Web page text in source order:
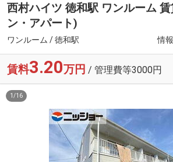
西村ハイツ 徳和駅 ワンルーム
ン・アパート)
ワンルーム / 徳和駅 情
賃料3.20万円 / 管理費等3000円
1 /16